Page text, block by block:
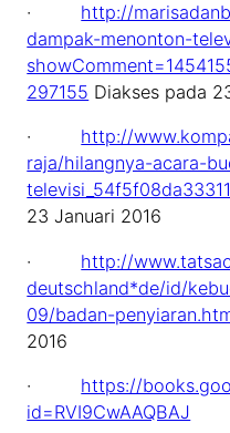
· http://
dampak-menonton-
297155 Diakses pada
· http://
raja/hilangnya-acara-
23 Januari 2016
· http://
deutschland*de/id/
09/badan-
2016
· https://
id=RVI9CwAAQBAJ